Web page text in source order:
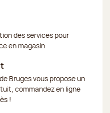
des services pour
en magasin
Bruges vous propose un
commandez en ligne
!